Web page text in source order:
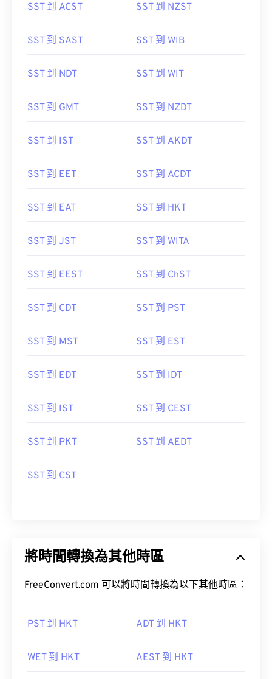
SST 到 ACST SST 到 NZST
SST 到 SAST SST 到 WIB
SST 到 NDT SST 到 WIT
SST 到 GMT SST 到 NZDT
SST 到 IST SST 到 AKDT
SST 到 EET SST 到 ACDT
SST 到 EAT SST 到 HKT
SST 到 JST SST 到 WITA
SST 到 EEST SST 到 ChST
SST 到 CDT SST 到 PST
SST 到 MST SST 到 EST
SST 到 EDT SST 到 IDT
SST 到 IST SST 到 CEST
SST 到 PKT SST 到 AEDT
SST 到 CST
將時間轉換為其他時區
FreeConvert.com 可以將時間轉換為以下其他時區：
PST 到 HKT ADT 到 HKT
WET 到 HKT AEST 到 HKT